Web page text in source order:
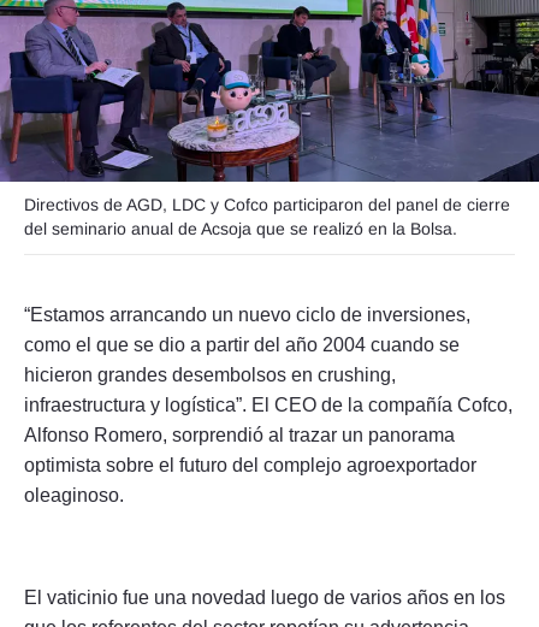
Seguinos
Directivos de AGD, LDC y Cofco participaron del panel de cierre
del seminario anual de Acsoja que se realizó en la Bolsa.
“Estamos arrancando un nuevo ciclo de inversiones,
como el que se dio a partir del año 2004 cuando se
hicieron grandes desembolsos en crushing,
infraestructura y logística”. El CEO de la compañía Cofco,
Alfonso Romero, sorprendió al trazar un panorama
optimista sobre el futuro del complejo agroexportador
oleaginoso.
El vaticinio fue una novedad luego de varios años en los